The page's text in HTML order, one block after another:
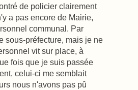
de policier clairement
a pas encore de Mairie,
communal. Par
sous-préfecture, mais je ne
vit sur place, à
fois que je suis passée
celui-ci me semblait
nous n'avons pas pû